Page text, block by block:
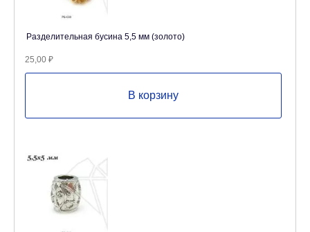
Разделительная бусина 5,5 мм (золото)
25,00 ₽
В корзину